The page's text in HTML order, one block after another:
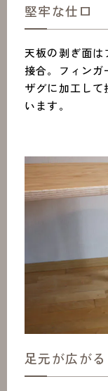
堅牢な仕口
天板の剥ぎ面
接合。フィン
ザグに加工し
います。
足元が広が